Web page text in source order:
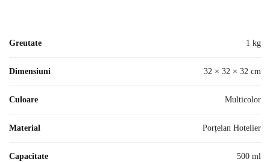
Greutate 1 kg
Dimensiuni 32 × 32 × 32 cm
Culoare Multicolor
Material Porțelan Hotelier
Capacitate 500 ml